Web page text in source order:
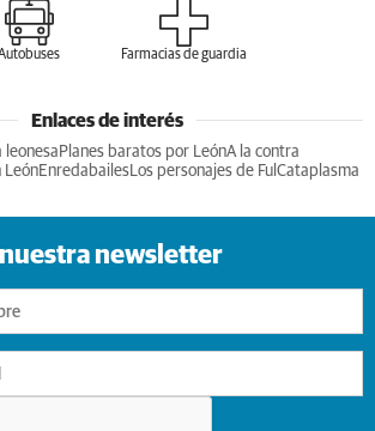
Farmacias de guardia
Enlaces de interés
leonesa Planes baratos por LeónA la contra
LeónEnredabailesLos personajes de Ful Cataplasma
newsletter